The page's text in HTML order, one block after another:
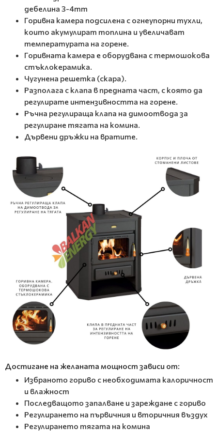
дебелина 3-4mm
Горивна камера подсилена с огнеупорни тухли,
които акумулират топлина и увеличават
температурата на горене.
Горивната камера е оборудвана с термошокова
стъклокерамика.
Чугунена решетка (скара).
Разполага с клапа в предната част, с която да
регулирате интензивността на горене.
Ръчна регулираща клапа на димоотвода за
регулиране тягата на комина.
Дървени дръжки на вратите.
Достигане на желаната мощност зависи от:
Избраното гориво с необходимата калоричност
и влажност
Последващото запалване и зареждане с гориво
Регулирането на първичния и вторичния въздух
Регулирането тягата на комина